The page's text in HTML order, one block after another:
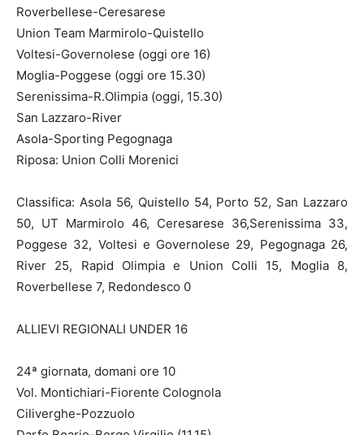
Roverbellese-Ceresarese
Union Team Marmirolo-Quistello
Voltesi-Governolese (oggi ore 16)
Moglia-Poggese (oggi ore 15.30)
Serenissima-R.Olimpia (oggi, 15.30)
San Lazzaro-River
Asola-Sporting Pegognaga
Riposa: Union Colli Morenici
Classifica: Asola 56, Quistello 54, Porto 52, San Lazzaro
50, UT Marmirolo 46, Ceresarese 36,Serenissima 33,
Poggese 32, Voltesi e Governolese 29, Pegognaga 26,
River 25, Rapid Olimpia e Union Colli 15, Moglia 8,
Roverbellese 7, Redondesco 0
ALLIEVI REGIONALI UNDER 16
24ª giornata, domani ore 10
Vol. Montichiari-Fiorente Colognola
Ciliverghe-Pozzuolo